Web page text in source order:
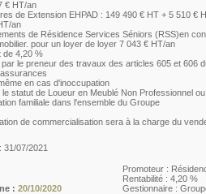
€ HT/an
de Extension EHPAD : 149 490 € HT + 5 510 €
an
de Résidence Services Séniors (RSS)en
pour un loyer de loyer 7 043 € HT/an
de 4,20 %
le preneur des travaux des articles 605 et 606
en cas d'inoccupation
statut de Loueur en Meublé Non Professionnel
familiale dans l'ensemble du Groupe
de commercialisation sera à la charge du
31/07/2021
: 20/10/2020
Promoteur :
Rentabilité : 4,20 %
Gestionnaire :